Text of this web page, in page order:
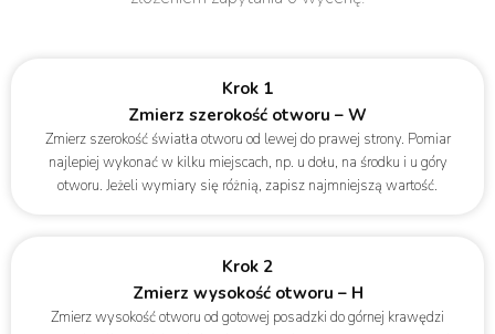
Krok 1
Zmierz szerokość otworu – W
Zmierz szerokość światła otworu od lewej do prawej strony. Pomiar
najlepiej wykonać w kilku miejscach, np. u dołu, na środku i u góry
otworu. Jeżeli wymiary się różnią, zapisz najmniejszą wartość.
Krok 2
Zmierz wysokość otworu – H
Zmierz wysokość otworu od gotowej posadzki do górnej krawędzi